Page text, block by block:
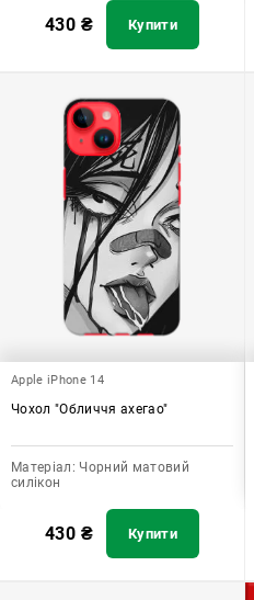
430 ₴ Купити
Apple iPhone 14
Чохол "Обличчя ахегао"
Матеріал: Чорний матовий
силікон
430 ₴ Купити